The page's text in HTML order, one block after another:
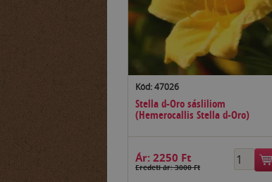
Kód: 47026
Stella d-Oro sásliliom
(Hemerocallis Stella d-Oro)
Ár: 2250 Ft
Eredeti ár: 3000 Ft